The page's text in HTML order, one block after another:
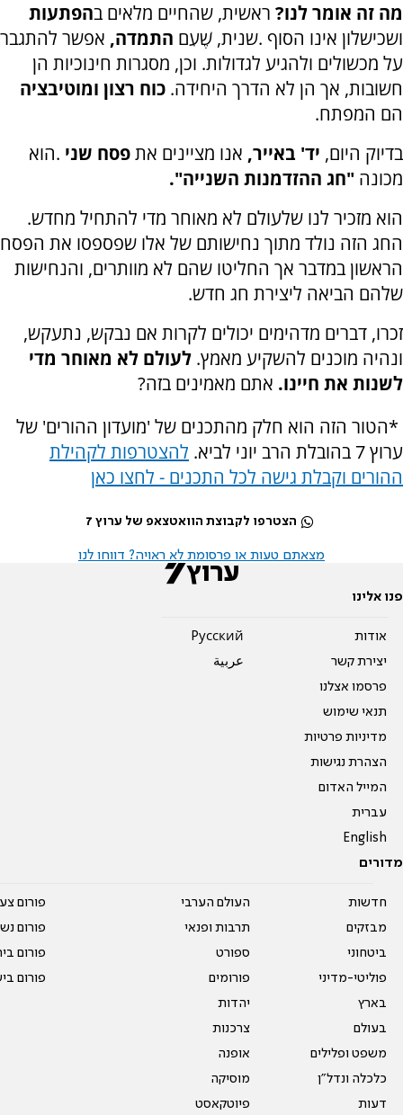
מה זה אומר לנו? ראשית, שהחיים מלאים בהפתעות
ושכישלון אינו הסוף .שנית, שֶׁעִם התמדה, אפשר להתגבר
על מכשולים ולהגיע לגדולות. וכן, מסגרות חינוכיות הן
חשובות, אך הן לא הדרך היחידה. כוח רצון ומוטיבציה
הם המפתח.
בדיוק היום, יד' באייר, אנו מציינים אתפסח שני .הוא
מכונה "חג ההזדמנות השנייה".
הוא מזכיר לנו שלעולם לא מאוחר מדי להתחיל מחדש.
החג הזה נולד מתוך נחישותם של אלו שפספסו את הפסח
הראשון במדבר אך החליטו שהם לא מוותרים, והנחישות
שלהם הביאה ליצירת חג חדש.
זכרו, דברים מדהימים יכולים לקרות אם נבקש, נתעקש,
ונהיה מוכנים להשקיע מאמץ. לעולם לא מאוחר מדי
לשנות את חיינו. אתם מאמינים בזה?
*הטור הזה הוא חלק מהתכנים של 'מועדון ההורים' של
ערוץ 7 בהובלת הרב יוני לביא.
להצטרפות לקהילת
ההורים וקבלת גישה לכל התכנים - לחצו כאן
הצטרפו לקבוצת הוואטצאפ של ערוץ 7
מצאתם טעות או פרסומת לא ראויה? דווחו לנו
פנו אלינו
אודות
יצירת קשר
פרסמו אצלנו
תנאי שימוש
מדיניות פרטיות
הצהרת נגישות
המייל האדום
עברית
English
Pусский
عربية
מדורים
חדשות
מבזקים
ביטחוני
פוליטי-מדיני
בארץ
בעולם
משפט ופלילים
כלכלה ונדל"ן
דעות
העולם הערבי
תרבות ופנאי
ספורט
פורומים
יהדות
צרכנות
אופנה
מוסיקה
פיוטקאסט
פורום
פורום
פורום
פורום